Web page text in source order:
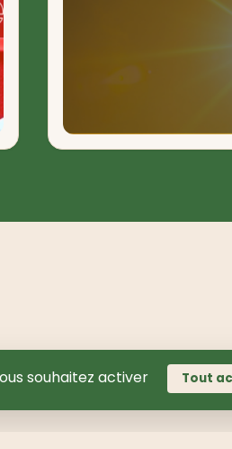
souhaitez activer Tout